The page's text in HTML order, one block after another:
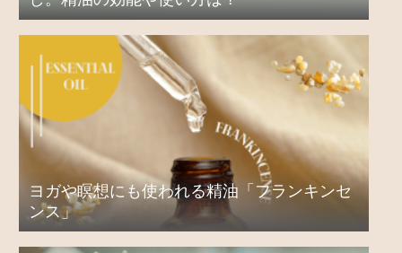
ヨガや瞑想にも使われる精油「フランキンセ
ンス」